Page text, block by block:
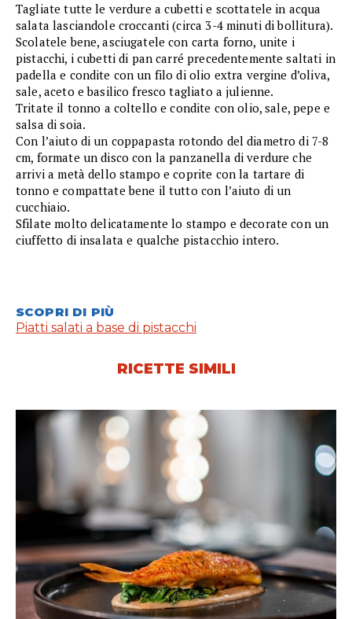
Tagliate tutte le verdure a cubetti e scottatele in acqua
salata lasciandole croccanti (circa 3-4 minuti di bollitura).
Scolatele bene, asciugatele con carta forno, unite i
pistacchi, i cubetti di pan carré precedentemente saltati in
padella e condite con un filo di olio extra vergine d’oliva,
sale, aceto e basilico fresco tagliato a julienne.
Tritate il tonno a coltello e condite con olio, sale, pepe e
salsa di soia.
Con l’aiuto di un coppapasta rotondo del diametro di 7-8
cm, formate un disco con la panzanella di verdure che
arrivi a metà dello stampo e coprite con la tartare di
tonno e compattate bene il tutto con l’aiuto di un
cucchiaio.
Sfilate molto delicatamente lo stampo e decorate con un
ciuffetto di insalata e qualche pistacchio intero.
SCOPRI DI PIÙ
Piatti salati a base di pistacchi
RICETTE SIMILI